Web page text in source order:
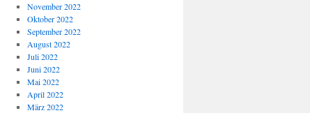
November 2022
Oktober 2022
September 2022
August 2022
Juli 2022
Juni 2022
Mai 2022
April 2022
März 2022